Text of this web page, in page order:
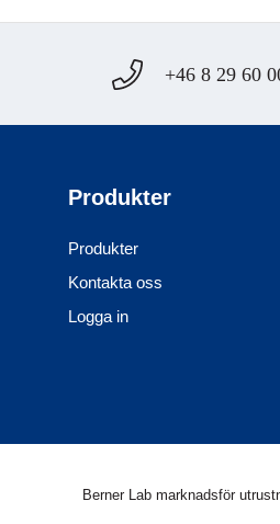
+46 8 29 60
Produkter
Produkter
Kontakta oss
Logga in
Berner Lab marknadsför